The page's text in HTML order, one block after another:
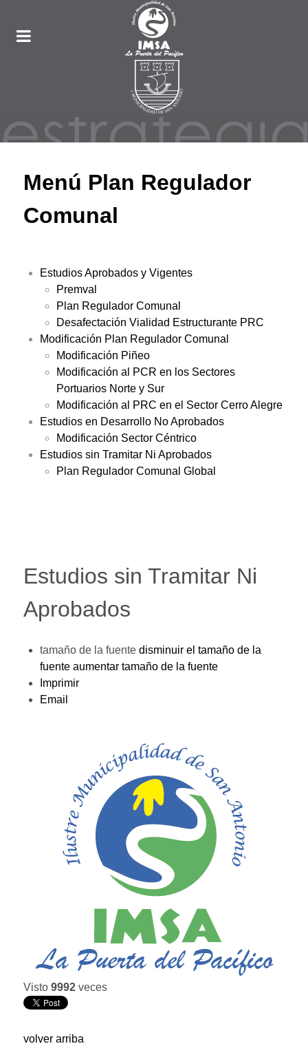
Menú Plan Regulador
Comunal
Estudios Aprobados y Vigentes
Premval
Plan Regulador Comunal
Desafectación Vialidad Estructurante PRC
Modificación Plan Regulador Comunal
Modificación Piñeo
Modificación al PCR en los Sectores
Portuarios Norte y Sur
Modificación al PRC en el Sector Cerro Alegre
Estudios en Desarrollo No Aprobados
Modificación Sector Céntrico
Estudios sin Tramitar Ni Aprobados
Plan Regulador Comunal Global
Estudios sin Tramitar Ni
Aprobados
tamaño de la fuente disminuir el tamaño de la
fuente aumentar tamaño de la fuente
Imprimir
Email
Visto 9992 veces
volver arriba